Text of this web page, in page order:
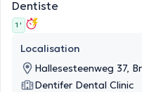
Dentiste
1 '
Localisation
Hallesesteenweg 37,
Dentifer Dental Clinic